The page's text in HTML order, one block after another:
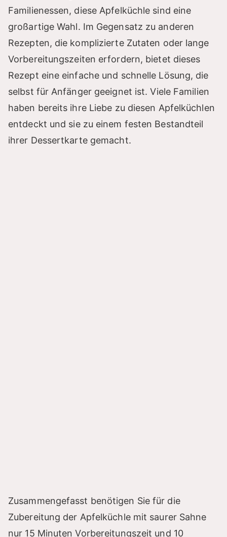
Familienessen, diese Apfelküchle sind eine
großartige Wahl. Im Gegensatz zu anderen
Rezepten, die komplizierte Zutaten oder lange
Vorbereitungszeiten erfordern, bietet dieses
Rezept eine einfache und schnelle Lösung, die
selbst für Anfänger geeignet ist. Viele Familien
haben bereits ihre Liebe zu diesen Apfelküchlen
entdeckt und sie zu einem festen Bestandteil
ihrer Dessertkarte gemacht.
Zusammengefasst benötigen Sie für die
Zubereitung der Apfelküchle mit saurer Sahne
nur 15 Minuten Vorbereitungszeit und 10